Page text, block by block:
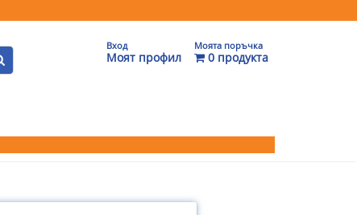
Вход
Моят профил
Моята поръчка
0 продукта